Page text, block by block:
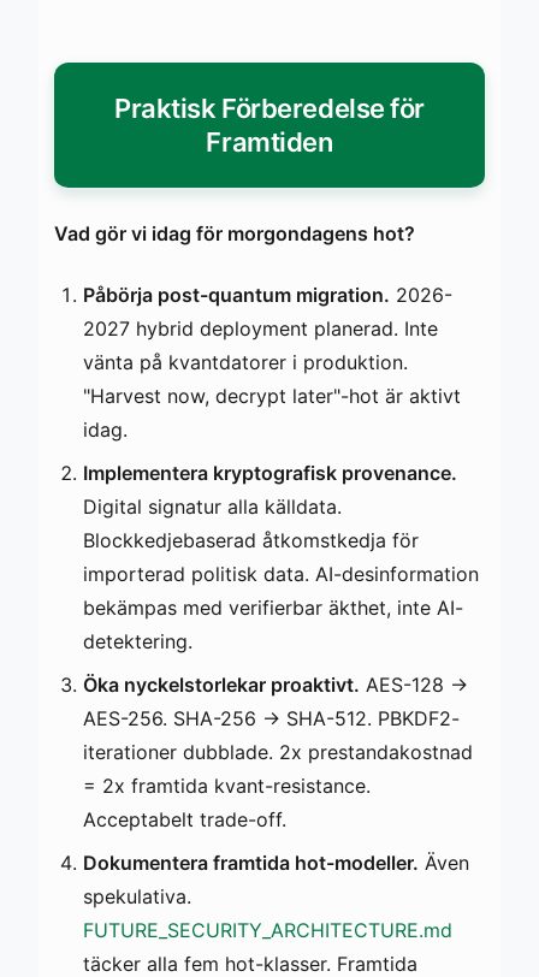
Praktisk Förberedelse för
Framtiden
Vad gör vi idag för morgondagens hot?
Påbörja post-quantum migration. 2026-
2027 hybrid deployment planerad. Inte
vänta på kvantdatorer i produktion.
"Harvest now, decrypt later"-hot är aktivt
idag.
Implementera kryptografisk provenance.
Digital signatur alla källdata.
Blockkedjebaserad åtkomstkedja för
importerad politisk data. AI-desinformation
bekämpas med verifierbar äkthet, inte AI-
detektering.
Öka nyckelstorlekar proaktivt. AES-128 →
AES-256. SHA-256 → SHA-512. PBKDF2-
iterationer dubblade. 2x prestandakostnad
= 2x framtida kvant-resistance.
Acceptabelt trade-off.
Dokumentera framtida hot-modeller. Även
spekulativa.
FUTURE_SECURITY_ARCHITECTURE.md
täcker alla fem hot-klasser. Framtida